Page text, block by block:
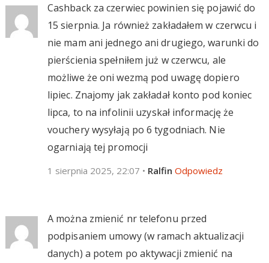
Cashback za czerwiec powinien się pojawić do
15 sierpnia. Ja również zakładałem w czerwcu i
nie mam ani jednego ani drugiego, warunki do
pierścienia spełniłem już w czerwcu, ale
możliwe że oni wezmą pod uwagę dopiero
lipiec. Znajomy jak zakładał konto pod koniec
lipca, to na infolinii uzyskał informację że
vouchery wysyłają po 6 tygodniach. Nie
ogarniają tej promocji
1 sierpnia 2025, 22:07 • Ralfin Odpowiedz
A można zmienić nr telefonu przed
podpisaniem umowy (w ramach aktualizacji
danych) a potem po aktywacji zmienić na